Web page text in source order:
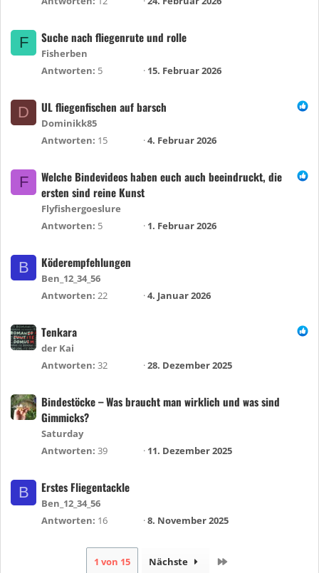
F Suche nach fliegenrute und rolle
Fisherben
Antworten 5 15. Februar 2026
D UL fliegenfischen auf barsch
Dominikk85
Antworten 15 4. Februar 2026
F
Welche Bindevideos haben euch auch beeindruckt, die
ersten sind reine Kunst
Flyfishergoeslure
Antworten 5 1. Februar 2026
B Köderempfehlungen
Ben_12_34_56
Antworten 22 4. Januar 2026
Tenkara
der Kai
Antworten 32 28. Dezember 2025
Bindestöcke – Was braucht man wirklich und was sind
Gimmicks?
Saturday
Antworten 39 11. Dezember 2025
B Erstes Fliegentackle
Ben_12_34_56
Antworten 16 8. November 2025
1 von 15 Nächste